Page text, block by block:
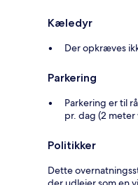
Kæledyr
Der opkræves
Parkering
Parkering er til
pr. dag (2
Politikker
Dette